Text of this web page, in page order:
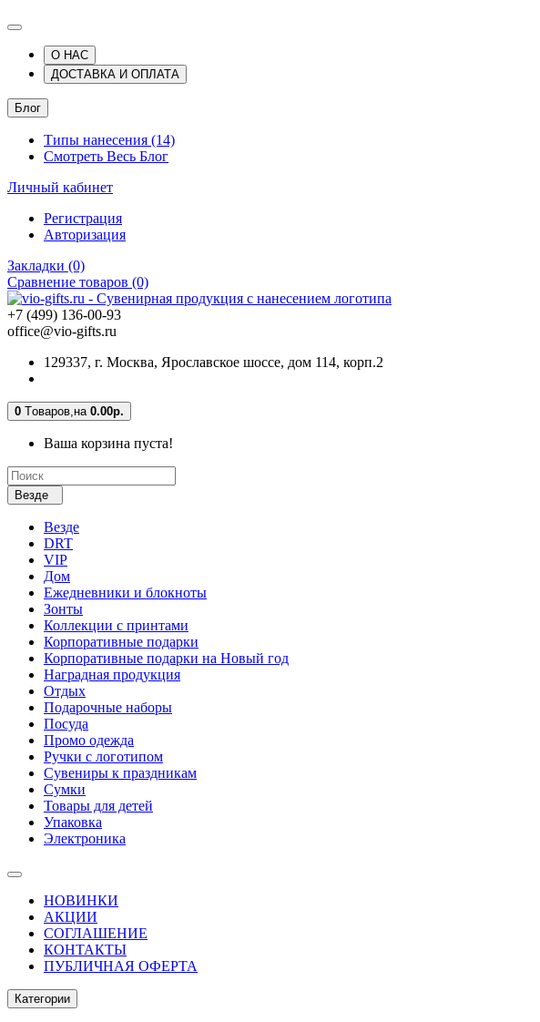
О НАС
ДОСТАВКА И ОПЛАТА
Блог
Типы нанесения (14)
Смотреть Весь Блог
Личный кабинет
Регистрация
Авторизация
Закладки (0)
Сравнение товаров (0)
+7 (499) 136-00-93
office@vio-gifts.ru
129337, г. Москва, Ярославское шоссе, дом 114, корп.2
0 Tоваров,на 0.00р.
Ваша корзина пуста!
Везде
Везде
DRT
VIP
Дом
Ежедневники и блокноты
Зонты
Коллекции с принтами
Корпоративные подарки
Корпоративные подарки на Новый год
Наградная продукция
Отдых
Подарочные наборы
Посуда
Промо одежда
Ручки с логотипом
Сувениры к праздникам
Сумки
Товары для детей
Упаковка
Электроника
НОВИНКИ
АКЦИИ
СОГЛАШЕНИЕ
КОНТАКТЫ
ПУБЛИЧНАЯ ОФЕРТА
Категории